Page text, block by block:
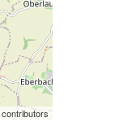
contributors